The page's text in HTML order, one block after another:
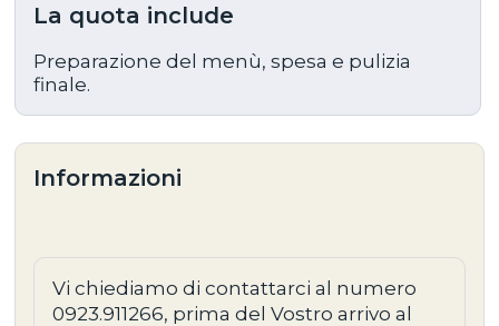
La quota include
Preparazione del menù, spesa e pulizia
finale.
Informazioni
Vi chiediamo di contattarci al numero
0923.911266, prima del Vostro arrivo al